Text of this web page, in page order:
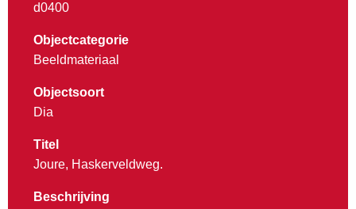
d0400
Objectcategorie
Beeldmateriaal
Objectsoort
Dia
Titel
Joure, Haskerveldweg.
Beschrijving